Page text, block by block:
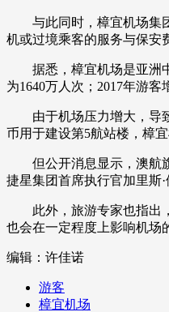
财经 教育
大国智造
与此同时，樟宜机场集团
机或过境乘客的服务与保安
据悉，樟宜机场是亚洲中
为1640万人次；2017年游
由于机场压力增大，导致
币用于建设第5航站楼，樟
但公开消息显示，澳航旗
捷星集团首席执行官加里斯
此外，旅游专家也指出，
也会在一定程度上影响机场
编辑：许佳诺
游客
樟宜机场